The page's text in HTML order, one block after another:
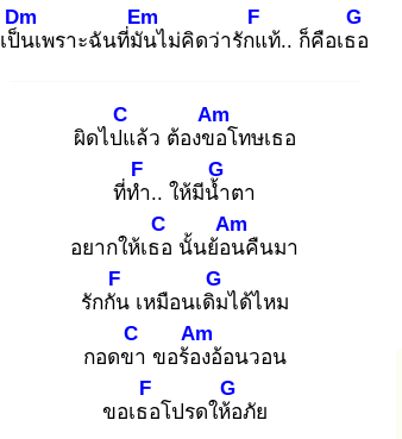
เป็น
Dm
เพราะฉันที่มัน
Em
ไม่คิดว่ารักแ
F
ท้.. ก็คือเธอ
G
ผิดไปแ
C
ล้ว ต้องขอ
Am
โทษเธอ
ที่ทำ
F
.. ให้มีน้ำ
G
ตา
อยากให้เธอ
C
นั้นย้อน
Am
คืนมา
รักกัน
F
เหมือนเดิม
G
ได้ไหม
กอดขา
C
ขอร้อง
Am
อ้อนวอน
ขอเธอ
F
โปรดให้อ
G
ภัย